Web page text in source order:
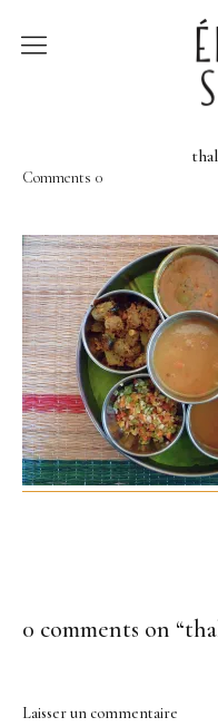
Épices Shira
À la
Comments 0
0 comments on “
Laisser un commentaire